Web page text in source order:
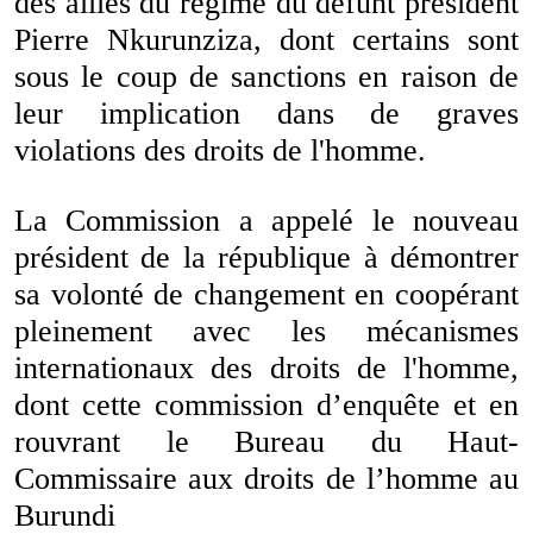
Pierre Nkurunziza, dont certains sont
sous le coup de sanctions en raison de
leur implication dans de graves
violations des droits de l'homme.
La Commission a appelé le nouveau
président de la république à démontrer
sa volonté de changement en coopérant
pleinement avec les mécanismes
internationaux des droits de l'homme,
dont cette commission d’enquête et en
rouvrant le Bureau du Haut-
Commissaire aux droits de l’homme au
Burundi